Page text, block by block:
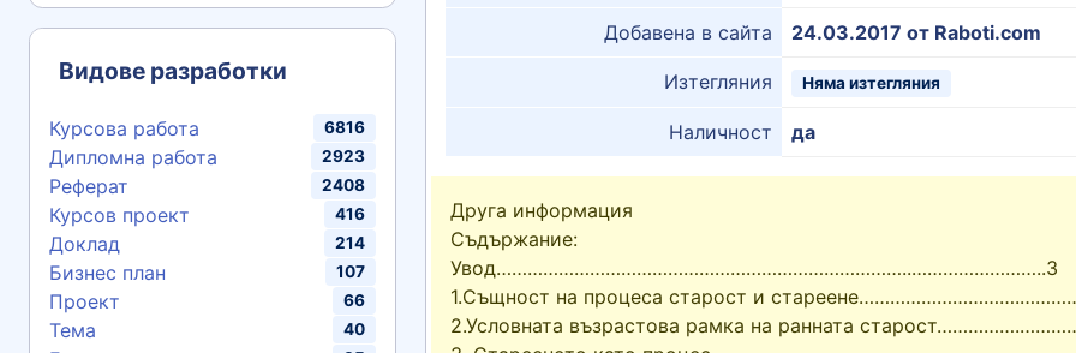
Видове разработки
Курсова работа 6816
Дипломна работа 2923
Реферат 2408
Курсов проект 416
Доклад 214
Бизнес план 107
Проект 66
Тема 40
Добавена в сайта 24.03.2017 от Raboti.com
Изтегляния Няма изтегляния
Наличност да
Друга информация
Съдържание:
Увод……………………………………………………………………..……………………..3
1.Същност на процеса старост и
2.Условната възрастова рамка на ранната